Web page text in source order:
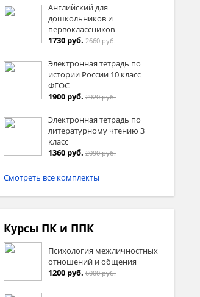
Английский для
дошкольников и
первоклассников
1730 руб. 2660 руб.
Электронная тетрадь по
истории России 10 класс
ФГОС
1900 руб. 2920 руб.
Электронная тетрадь по
литературному чтению 3
класс
1360 руб. 2090 руб.
Смотреть все комплекты
Курсы ПК и ППК
Психология межличностных
отношений и общения
1200 руб. 6000 руб.